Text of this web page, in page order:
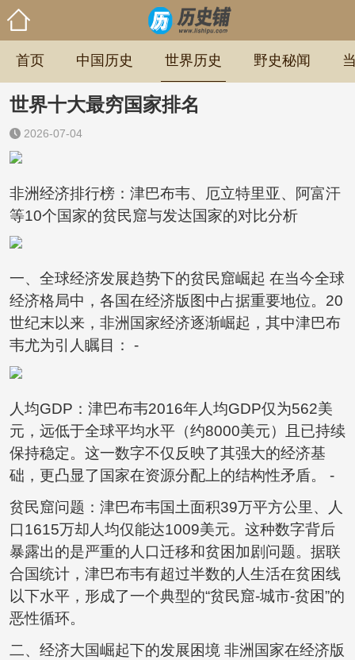
首页 中国历史 世界历史 野史秘闻
世界十大最穷国家排名
2026-07-04
非洲经济排行榜：津巴布韦、厄立特里亚、阿富汗
等10个国家的贫民窟与发达国家的对比分析
一、全球经济发展趋势下的贫民窟崛起 在当今全球
经济格局中，各国在经济版图中占据重要地位。20
世纪末以来，非洲国家经济逐渐崛起，其中津巴布
韦尤为引人瞩目： -
人均GDP：津巴布韦2016年人均GDP仅为562美
元，远低于全球平均水平（约8000美元）且已持续
保持稳定。这一数字不仅反映了其强大的经济基
础，更凸显了国家在资源分配上的结构性矛盾。 -
贫民窟问题：津巴布韦国土面积39万平方公里、人
口1615万却人均仅能达1009美元。这种数字背后
暴露出的是严重的人口迁移和贫困加剧问题。据联
合国统计，津巴布韦有超过半数的人生活在贫困线
以下水平，形成了一个典型的“贫民窟-城市-贫困”的
恶性循环。
二、经济大国崛起下的发展困境 非洲国家在经济版